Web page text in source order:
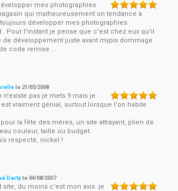
mes photographies
qui malheureusement on tendance à
développer mes photographies
. Pour l'instant je pense que c'est chez eux qu'il
de développement juste avant mypix dommage
code remise ...
le 21/05/2008
pas je mets 9 mais je
vraiment génial, surtout lorsque l'on habite
la fête des mères, un site attrayant, plien de
couleur, taille ou budget.
respecté, nickel !
Darty le04/08/2007
site, du moins c'est mon avis. je